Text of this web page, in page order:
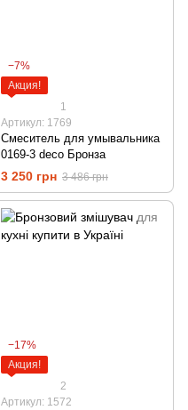
−7%
Акция!
1
Артикул: 1769
Смеситель для умывальника
0169-3 deco Бронза
3 250 грн 3 486 грн
−17%
Акция!
2
Артикул: 1572